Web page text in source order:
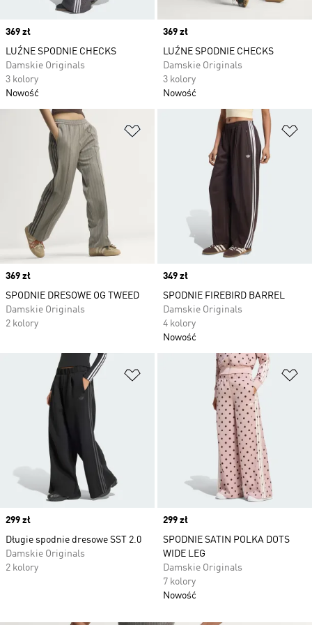
Price
369 zł
LUŹNE SPODNIE CHECKS
Damskie Originals
3 kolory
Nowość
Price
369 zł
LUŹNE SPODNIE CHECKS
Damskie Originals
3 kolory
Nowość
Dodaj do listy życzeń
Price
369 zł
SPODNIE DRESOWE OG TWEED
Damskie Originals
2 kolory
Price
349 zł
SPODNIE FIREBIRD BARREL
Damskie Originals
4 kolory
Nowość
Dodaj do listy życzeń
Price
299 zł
Długie spodnie dresowe SST 2.0
Damskie Originals
2 kolory
Price
299 zł
SPODNIE SATIN POLKA DOTS
WIDE LEG
Damskie Originals
7 kolory
Nowość